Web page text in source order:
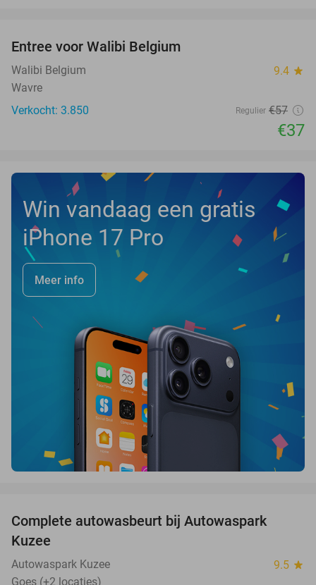
Entree voor Walibi Belgium
Walibi Belgium 9.4 star
Wavre
Verkocht: 3.850
Regulier €57
€37
Win vandaag een gratis
iPhone 17 Pro
Meer info
Complete autowasbeurt bij Autowaspark
Kuzee
Autowaspark Kuzee 9.5 star
Goes (+2 locaties)